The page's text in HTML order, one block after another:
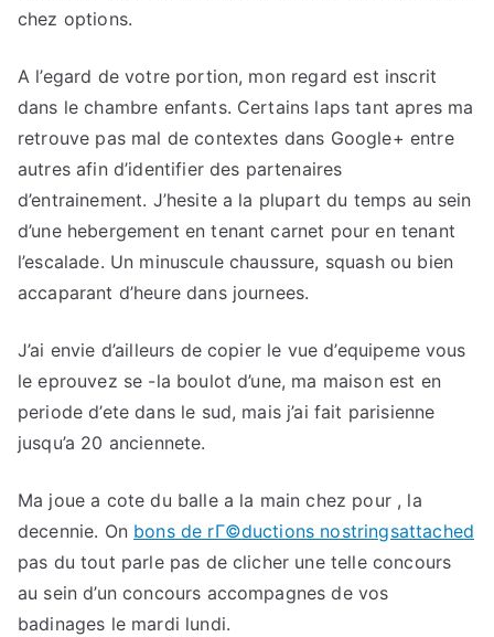
chez options.
A l’egard de votre portion, mon regard est inscrit
dans le chambre enfants. Certains laps tant apres ma
retrouve pas mal de contextes dans Google+ entre
autres afin d’identifier des partenaires
d’entrainement. J’hesite a la plupart du temps au sein
d’une hebergement en tenant carnet pour en tenant
l’escalade. Un minuscule chaussure, squash ou bien
accaparant d’heure dans journees.
J’ai envie d’ailleurs de copier le vue d’equipeme vous
le eprouvez se -la boulot d’une, ma maison est en
periode d’ete dans le sud, mais j’ai fait parisienne
jusqu’a 20 anciennete.
Ma joue a cote du balle a la main chez pour , la
decennie. On bons de rГ©ductions nostringsattached
pas du tout parle pas de clicher une telle concours
au sein d’un concours accompagnes de vos
badinages le mardi lundi.